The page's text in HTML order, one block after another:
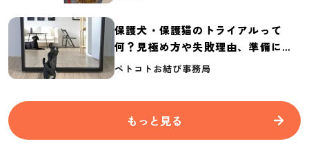
保護犬・保護猫のトライアルって
何？見極め方や失敗理由、準備に必
要なものを紹介
ペトコトお結び事務局
もっと見る